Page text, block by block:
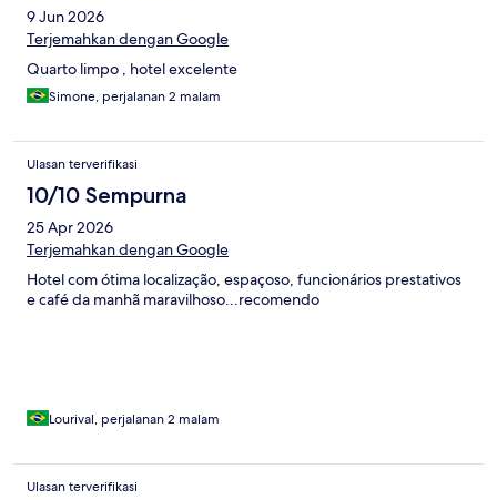
9 Jun 2026
Terjemahkan dengan Google
Quarto limpo , hotel excelente
Simone, perjalanan 2 malam
Ulasan terverifikasi
10/10 Sempurna
25 Apr 2026
Terjemahkan dengan Google
Hotel com ótima localização, espaçoso, funcionários prestativos
e café da manhã maravilhoso...recomendo
Lourival, perjalanan 2 malam
Ulasan terverifikasi